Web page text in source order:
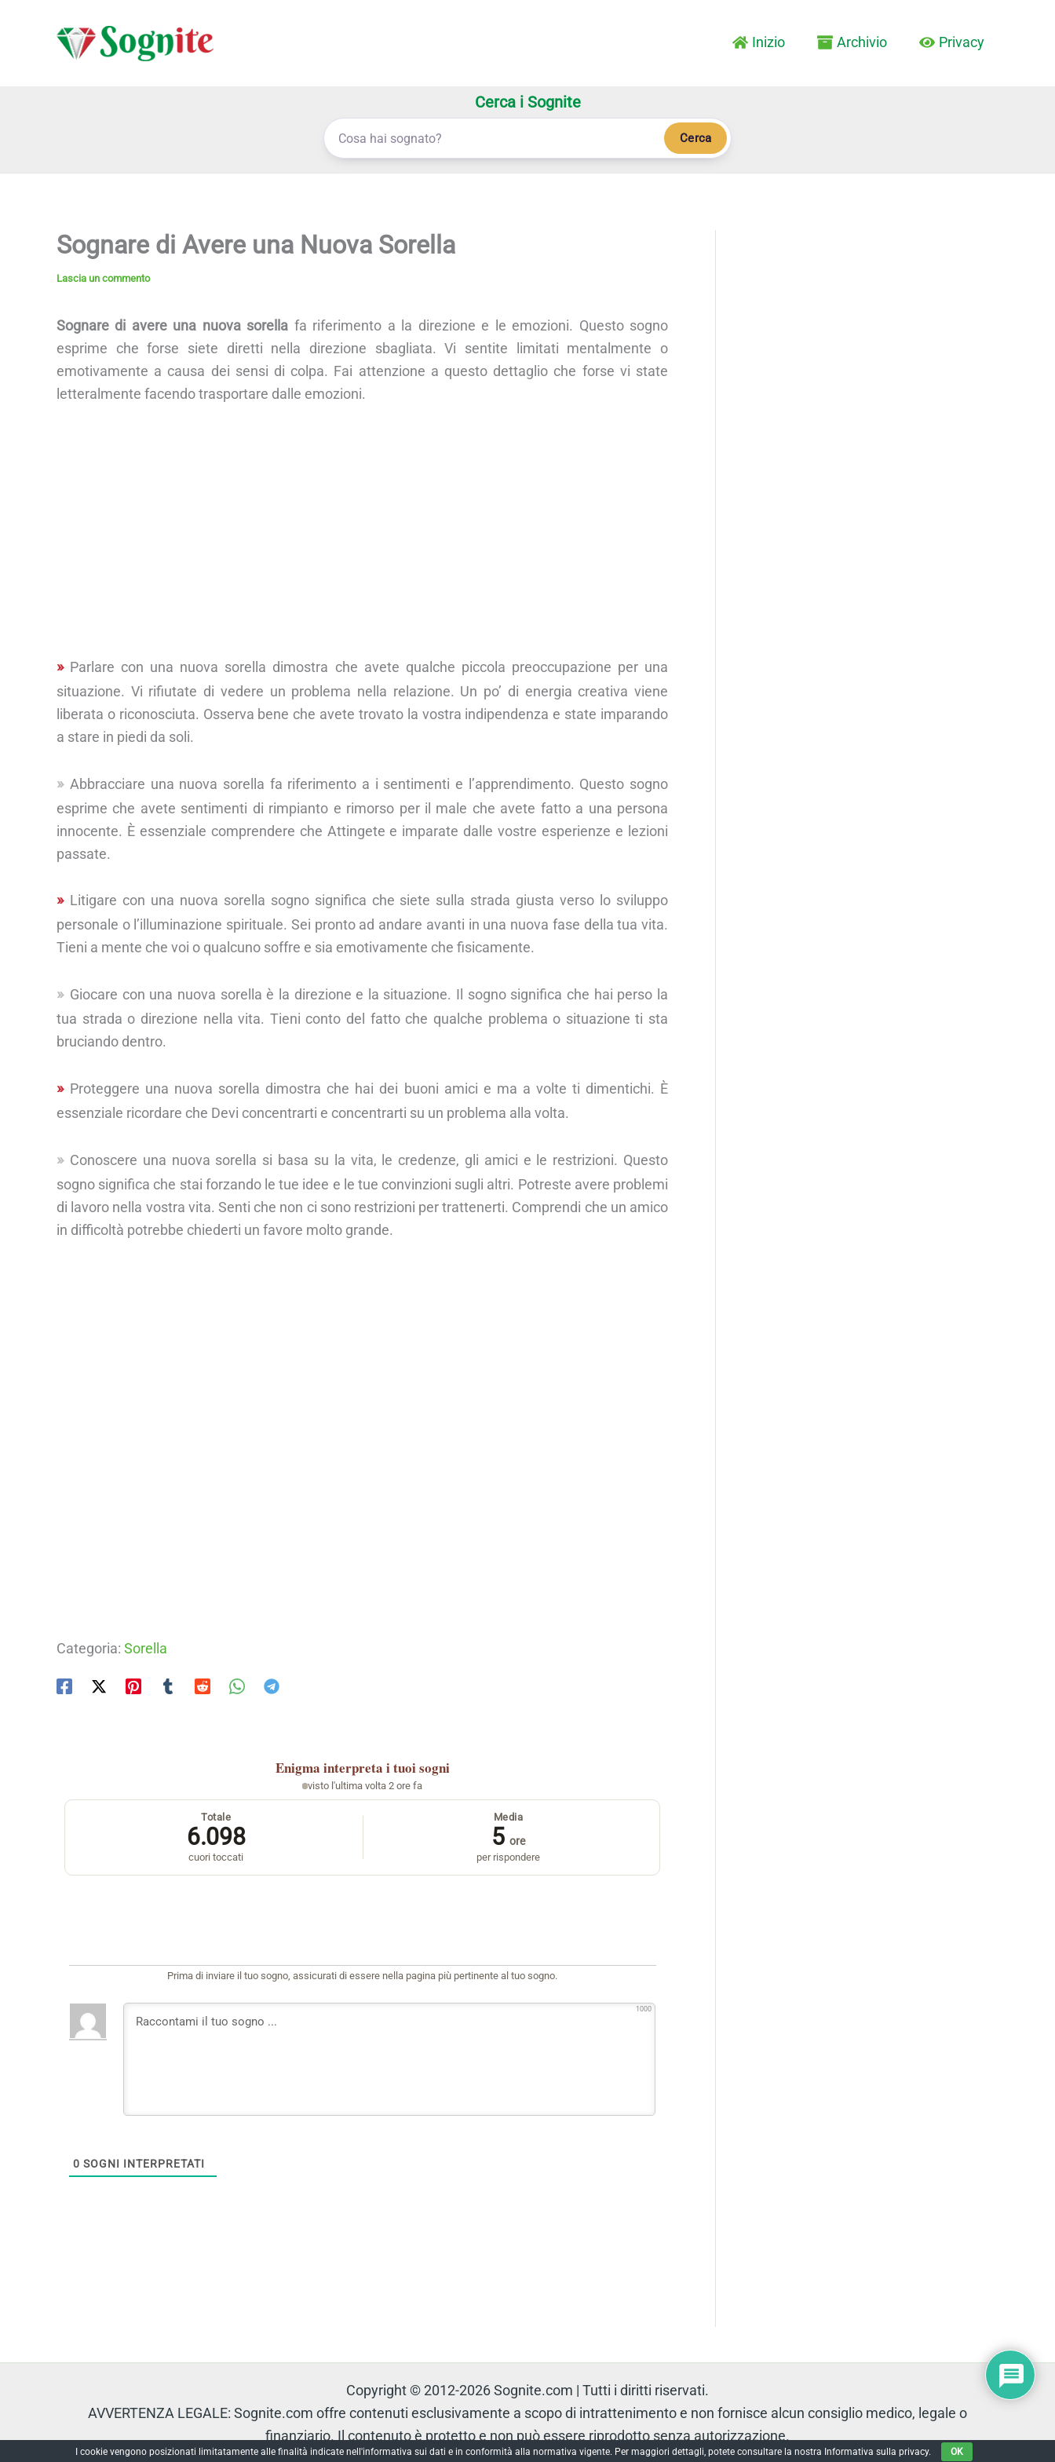
Inizio Archivio Privacy
Cerca i Sognite
Cerca
Sognare di Avere una Nuova Sorella
Lascia un commento
Sognare di avere una nuova sorella fa riferimento a la direzione e le emozioni. Questo sogno
esprime che forse siete diretti nella direzione sbagliata. Vi sentite limitati mentalmente o
emotivamente a causa dei sensi di colpa. Fai attenzione a questo dettaglio che forse vi state
letteralmente facendo trasportare dalle emozioni.
Parlare con una nuova sorella dimostra che avete qualche piccola preoccupazione per una
situazione. Vi rifiutate di vedere un problema nella relazione. Un po’ di energia creativa viene
liberata o riconosciuta. Osserva bene che avete trovato la vostra indipendenza e state imparando
a stare in piedi da soli.
Abbracciare una nuova sorella fa riferimento a i sentimenti e l’apprendimento. Questo sogno
esprime che avete sentimenti di rimpianto e rimorso per il male che avete fatto a una persona
innocente. È essenziale comprendere che Attingete e imparate dalle vostre esperienze e lezioni
passate.
Litigare con una nuova sorella sogno significa che siete sulla strada giusta verso lo sviluppo
personale o l’illuminazione spirituale. Sei pronto ad andare avanti in una nuova fase della tua vita.
Tieni a mente che voi o qualcuno soffre e sia emotivamente che fisicamente.
Giocare con una nuova sorella è la direzione e la situazione. Il sogno significa che hai perso la
tua strada o direzione nella vita. Tieni conto del fatto che qualche problema o situazione ti sta
bruciando dentro.
Proteggere una nuova sorella dimostra che hai dei buoni amici e ma a volte ti dimentichi. È
essenziale ricordare che Devi concentrarti e concentrarti su un problema alla volta.
Conoscere una nuova sorella si basa su la vita, le credenze, gli amici e le restrizioni. Questo
sogno significa che stai forzando le tue idee e le tue convinzioni sugli altri. Potreste avere problemi
di lavoro nella vostra vita. Senti che non ci sono restrizioni per trattenerti. Comprendi che un amico
in difficoltà potrebbe chiederti un favore molto grande.
Categoria: Sorella
Enigma interpreta i tuoi sogni
visto l'ultima volta 2 ore fa
Totale
6.098
cuori toccati
Media
5 ore
per rispondere
Prima di inviare il tuo sogno, assicurati di essere nella pagina più pertinente al tuo sogno.
1000
0 SOGNI INTERPRETATI
Copyright © 2012-2026 Sognite.com | Tutti i diritti riservati.
AVVERTENZA LEGALE: Sognite.com offre contenuti esclusivamente a scopo di intrattenimento e non fornisce alcun consiglio medico, legale o
finanziario. Il contenuto è protetto e non può essere riprodotto senza autorizzazione.
I cookie vengono posizionati limitatamente alle finalità indicate nell'informativa sui dati e in conformità alla normativa vigente. Per maggiori dettagli, potete consultare la nostra Informativa sulla privacy. OK